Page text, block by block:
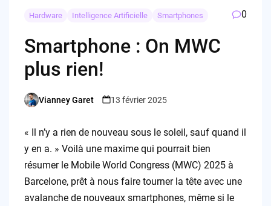
Hardware Intelligence Artificielle Smartphones 0
Smartphone : On MWC
plus rien!
Posted
Vianney Garet 13 février 2025
« Il n’y a rien de nouveau sous le soleil, sauf quand il
y en a. » Voilà une maxime qui pourrait bien
résumer le Mobile World Congress (MWC) 2025 à
Barcelone, prêt à nous faire tourner la tête avec une
avalanche de nouveaux smartphones, même si le